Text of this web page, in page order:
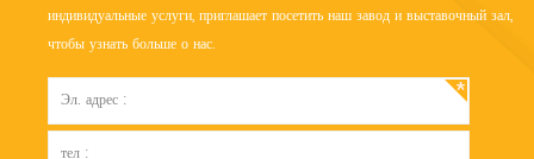
индивидуальные услуги, приглашает посетить наш завод и выставочный зал,
чтобы узнать больше о нас.